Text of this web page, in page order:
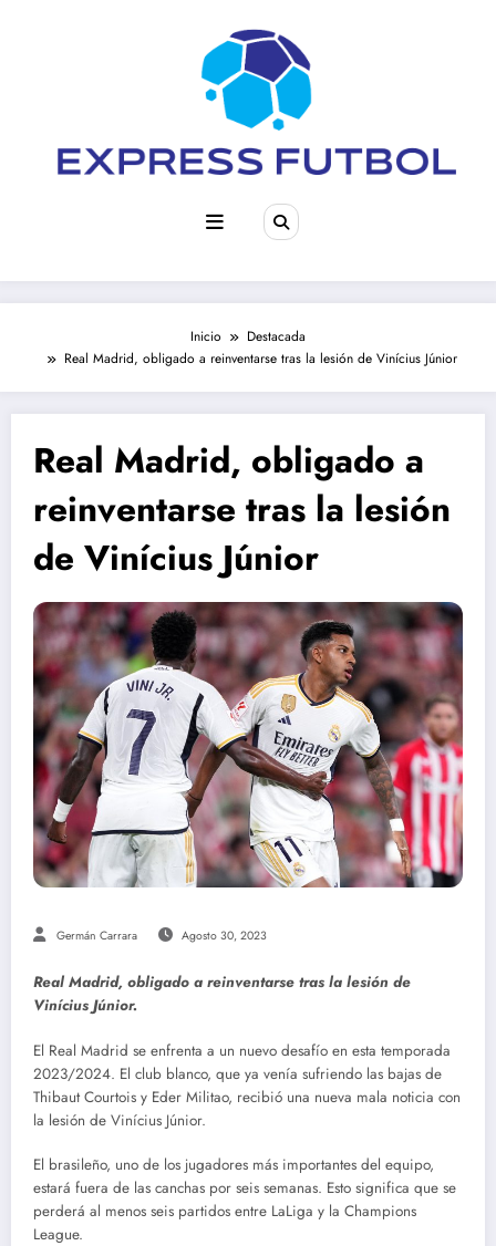
Inicio
Destacada
Real Madrid, obligado a reinventarse tras la lesión de Vinícius Júnior
Real Madrid, obligado a
reinventarse tras la lesión
de Vinícius Júnior
Germán Carrara Agosto 30, 2023
Real Madrid, obligado a reinventarse tras la lesión de
Vinícius Júnior.
El Real Madrid se enfrenta a un nuevo desafío en esta temporada
2023/2024. El club blanco, que ya venía sufriendo las bajas de
Thibaut Courtois y Eder Militao, recibió una nueva mala noticia con
la lesión de Vinícius Júnior.
El brasileño, uno de los jugadores más importantes del equipo,
estará fuera de las canchas por seis semanas. Esto significa que se
perderá al menos seis partidos entre LaLiga y la Champions
League.